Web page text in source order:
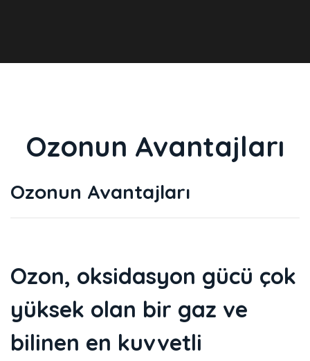
Ozonun Avantajları
Ozonun Avantajları
Ozon, oksidasyon gücü çok
yüksek olan bir gaz ve
bilinen en kuvvetli